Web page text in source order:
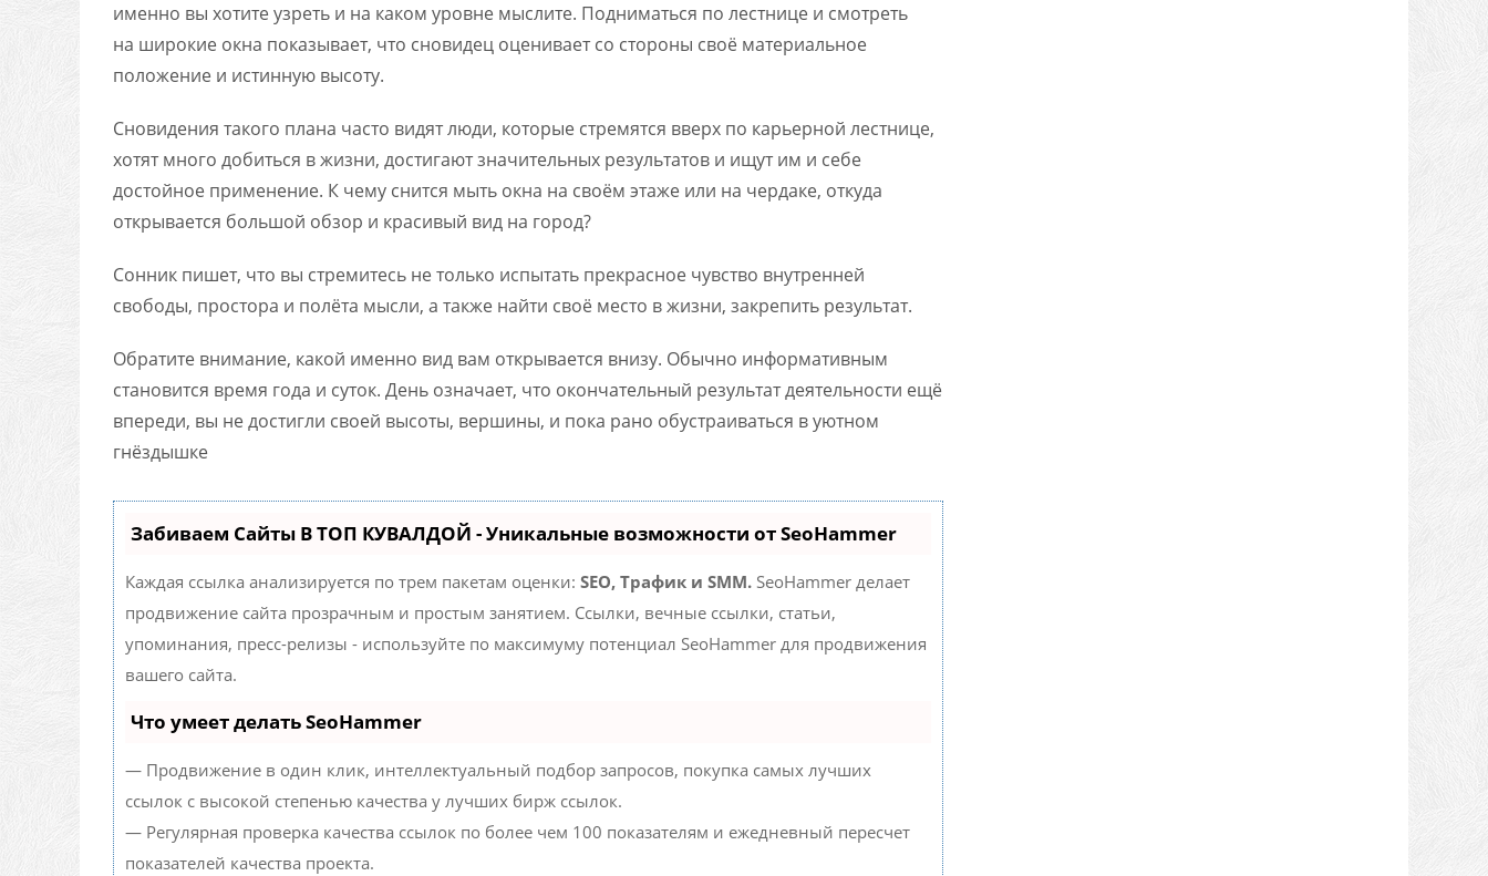
именно вы хотите узреть и на каком уровне мыслите. Подниматься по лестнице и смотреть
на широкие окна показывает, что сновидец оценивает со стороны своё материальное
положение и истинную высоту.
Сновидения такого плана часто видят люди, которые стремятся вверх по карьерной лестнице,
хотят много добиться в жизни, достигают значительных результатов и ищут им и себе
достойное применение. К чему снится мыть окна на своём этаже или на чердаке, откуда
открывается большой обзор и красивый вид на город?
Сонник пишет, что вы стремитесь не только испытать прекрасное чувство внутренней
свободы, простора и полёта мысли, а также найти своё место в жизни, закрепить результат.
Обратите внимание, какой именно вид вам открывается внизу. Обычно информативным
становится время года и суток. День означает, что окончательный результат деятельности ещё
впереди, вы не достигли своей высоты, вершины, и пока рано обустраиваться в уютном
гнёздышке
Забиваем Сайты В ТОП КУВАЛДОЙ - Уникальные возможности от SeoHammer
Каждая ссылка анализируется по трем пакетам оценки: SEO, Трафик и SMM. SeoHammer делает
продвижение сайта прозрачным и простым занятием. Ссылки, вечные ссылки, статьи,
упоминания, пресс-релизы - используйте по максимуму потенциал SeoHammer для продвижения
вашего сайта.
Что умеет делать SeoHammer
— Продвижение в один клик, интеллектуальный подбор запросов, покупка самых лучших
ссылок с высокой степенью качества у лучших бирж ссылок.
— Регулярная проверка качества ссылок по более чем 100 показателям и ежедневный пересчет
показателей качества проекта.